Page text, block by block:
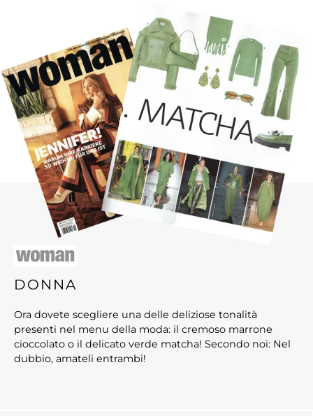
DONNA
Ora dovete scegliere una delle deliziose tonalità
presenti nel menu della moda: il cremoso marrone
cioccolato o il delicato verde matcha! Secondo noi: Nel
dubbio, amateli entrambi!